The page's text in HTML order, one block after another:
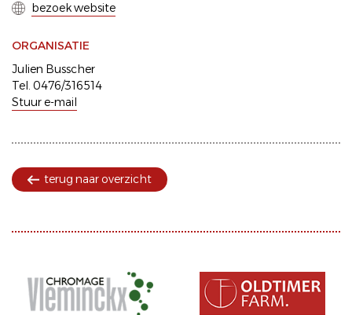
bezoek website
ORGANISATIE
Julien Busscher
Tel. 0476/316514
Stuur e-mail
terug naar overzicht